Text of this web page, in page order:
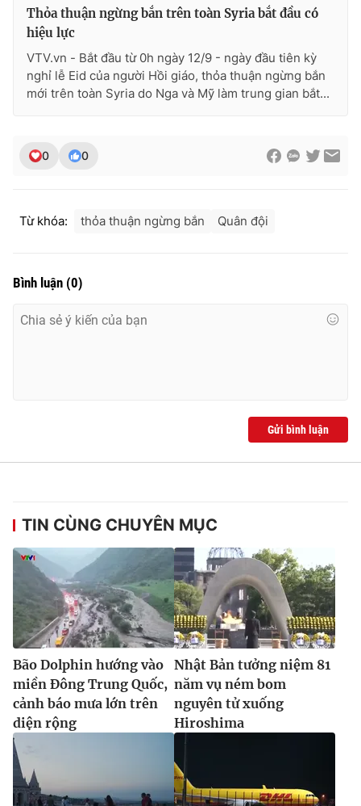
THỜI BÁO VTV
Theo dõi báo trên
Cơ quan báo chí: Thời báo VTV
Tổng Biên tập:
Nguyễn Trọng Ninh
® Cấm sao chép dưới mọi hình thức nếu không có sự chấp
thuận bằng văn bản. Ghi rõ nguồn VTV.vn khi phát hành lại
thông tin từ website này.
Thỏa thuận ngừng bắn trên toàn Syria bắt đầu có
hiệu lực
VTV.vn - Bắt đầu từ 0h ngày 12/9 - ngày đầu tiên kỳ
nghỉ lễ Eid của người Hồi giáo, thỏa thuận ngừng bắn
mới trên toàn Syria do Nga và Mỹ làm trung gian bắt...
0 0
Từ khóa: thỏa thuận ngừng bắn Quân đội
Bình luận (0)
Gửi bình luận
TIN CÙNG CHUYÊN MỤC
Bão Dolphin hướng vào
miền Đông Trung Quốc,
cảnh báo mưa lớn trên
diện rộng
Nhật Bản tưởng niệm 81
năm vụ ném bom
nguyên tử xuống
Hiroshima